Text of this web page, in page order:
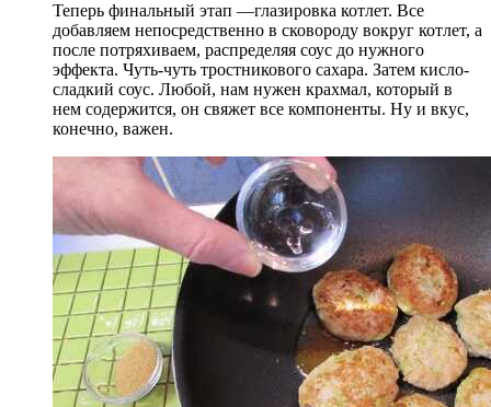
Теперь финальный этап —глазировка котлет. Все
добавляем непосредственно в сковороду вокруг котлет, а
после потряхиваем, распределяя соус до нужного
эффекта. Чуть-чуть тростникового сахара. Затем кисло-
сладкий соус. Любой, нам нужен крахмал, который в
нем содержится, он свяжет все компоненты. Ну и вкус,
конечно, важен.